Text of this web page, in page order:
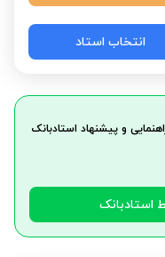
انتخاب استاد
و پیشنهاد استادبانک
استادبانک